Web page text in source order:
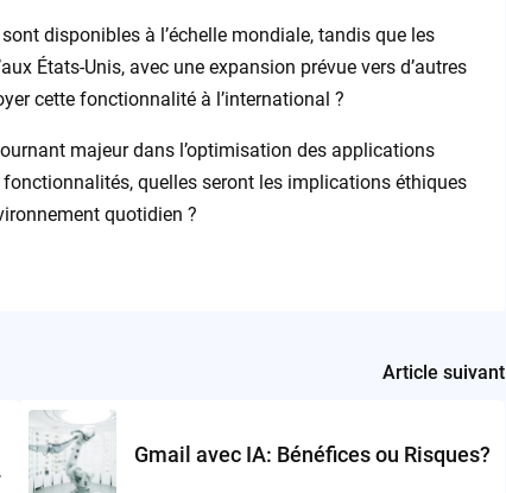
disponibles à l’échelle mondiale, tandis que les
États-Unis, avec une expansion prévue vers d’autres
cette fonctionnalité à l’international ?
majeur dans l’optimisation des applications
quelles seront les implications éthiques
quotidien ?
Article suivant
Gmail avec IA: Bénéfices ou Risques?